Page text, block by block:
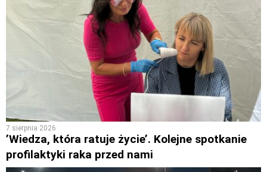
7 sierpnia 2026
’Wiedza, która ratuje życie’. Kolejne spotkanie
profilaktyki raka przed nami